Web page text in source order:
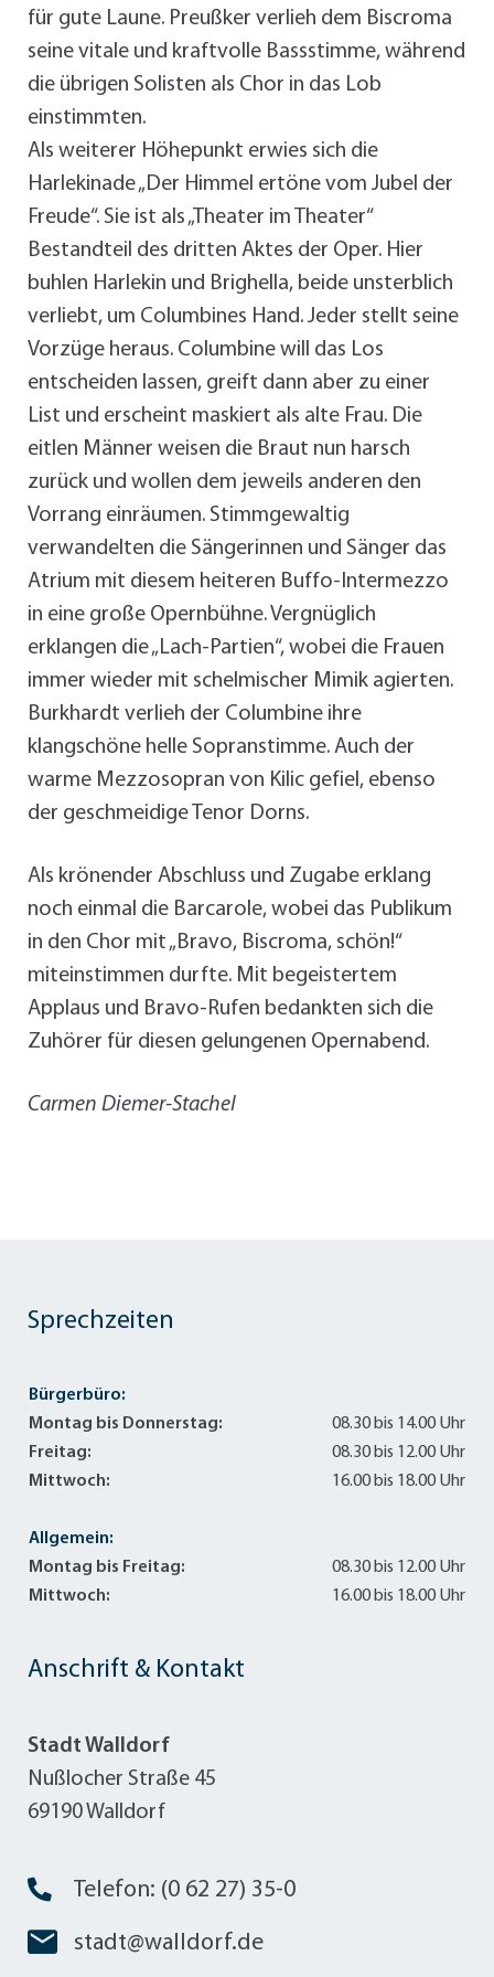
für gute Laune. Preußker verlieh dem Biscroma
seine vitale und kraftvolle Bassstimme, während
die übrigen Solisten als Chor in das Lob
einstimmten.
Als weiterer Höhepunkt erwies sich die
Harlekinade „Der Himmel ertöne vom Jubel der
Freude“. Sie ist als „Theater im Theater“
Bestandteil des dritten Aktes der Oper. Hier
buhlen Harlekin und Brighella, beide unsterblich
verliebt, um Columbines Hand. Jeder stellt seine
Vorzüge heraus. Columbine will das Los
entscheiden lassen, greift dann aber zu einer
List und erscheint maskiert als alte Frau. Die
eitlen Männer weisen die Braut nun harsch
zurück und wollen dem jeweils anderen den
Vorrang einräumen. Stimmgewaltig
verwandelten die Sängerinnen und Sänger das
Atrium mit diesem heiteren Buffo-Intermezzo
in eine große Opernbühne. Vergnüglich
erklangen die „Lach-Partien“, wobei die Frauen
immer wieder mit schelmischer Mimik agierten.
Burkhardt verlieh der Columbine ihre
klangschöne helle Sopranstimme. Auch der
warme Mezzosopran von Kilic gefiel, ebenso
der geschmeidige Tenor Dorns.
Als krönender Abschluss und Zugabe erklang
noch einmal die Barcarole, wobei das Publikum
in den Chor mit „Bravo, Biscroma, schön!“
miteinstimmen durfte. Mit begeistertem
Applaus und Bravo-Rufen bedankten sich die
Zuhörer für diesen gelungenen Opernabend.
Carmen Diemer-Stachel
Anschrift & Kontakt
Stadt Walldorf
Nußlocher Straße 45
69190 Walldorf
Telefon: (0 62 27) 35-0
stadt@walldorf.de
Sprechzeiten
Bürgerbüro:
Montag bis Donnerstag:
08.30 bis 14.00 Uhr
Freitag:
08.30 bis 12.00 Uhr
Mittwoch:
16.00 bis 18.00 Uhr
Allgemein:
Montag bis Freitag:
08.30 bis 12.00 Uhr
Mittwoch:
16.00 bis 18.00 Uhr